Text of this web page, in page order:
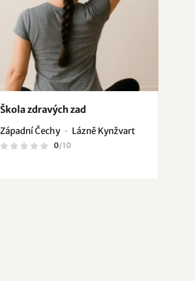
Škola zdravých zad
Západní Čechy Lázně Kynžvart
0/10